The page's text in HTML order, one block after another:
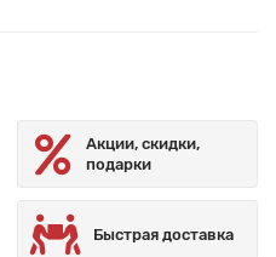
Акции, скидки,
подарки
Быстрая доставка